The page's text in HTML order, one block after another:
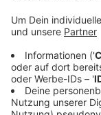
Anzeige
Vielfältiges
für Fans
Anzeige